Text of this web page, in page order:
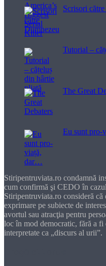
Scrisori
Tutorial –
The Great
Eu sunt
Stiripentruviata.ro condamnă
cum confirmă şi CEDO în
Stiripentruviata.ro consideră că
exprimare pe subiecte de
avortul sau atracţia pentru
loc în mod democratic, fără a fi
interpretate ca „discurs al urii”.